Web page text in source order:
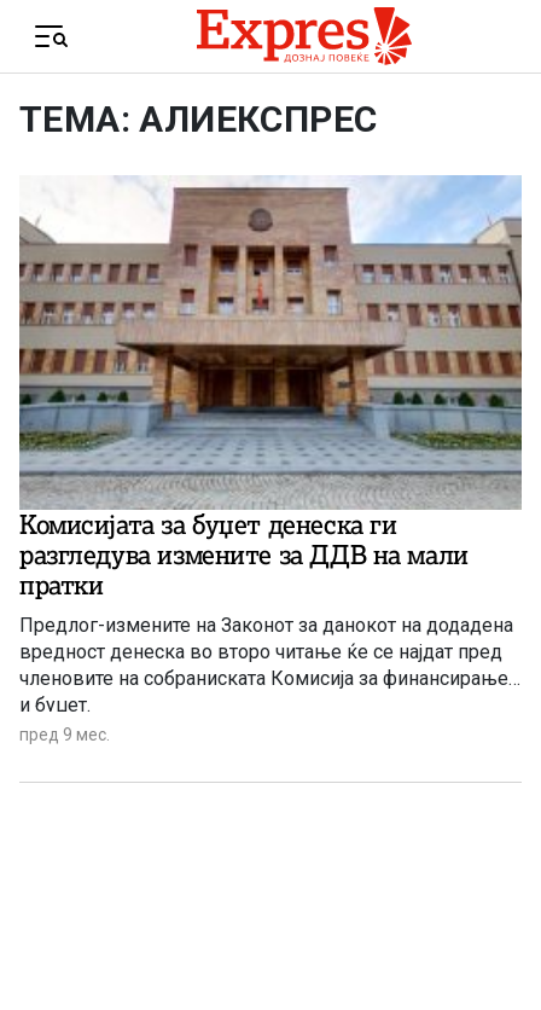
Menu
ТЕМА: АЛИЕКСПРЕС
Комисијата за буџет денеска ги
разгледува измените за ДДВ на мали
пратки
Предлог-измените на Законот за данокот на додадена
вредност денеска во второ читање ќе се најдат пред
членовите на собраниската Комисија за финансирање
и буџет.
пред 9 мес.